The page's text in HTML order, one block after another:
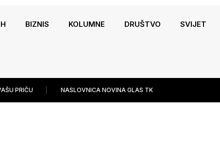
BIZNIS KOLUMNE DRUŠTVO SVIJET
PRIČU NASLOVNICA NOVINA GLAS TK